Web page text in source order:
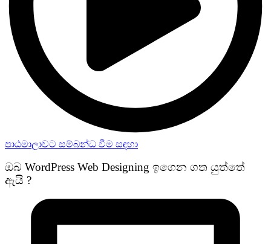
පාඨමාලාවට සම්බන්ධ වීම සඳහා
ඔබ WordPress Web Designing ඉගෙන ගත යුත්තේ
ඇයි ?